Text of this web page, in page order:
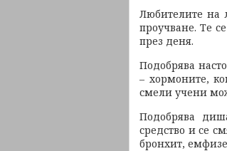
Любителите на
проучване. Те
през деня.
Подобрява
– хормоните,
смели учени
Подобрява
средство и се
бронхит,